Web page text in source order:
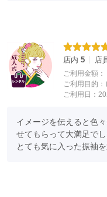
店内 5 店
ご利用金額：
ご利用目的：
ご利用日：
イメージを伝えると色
せてもらって大満足でし
とても気に入った振袖